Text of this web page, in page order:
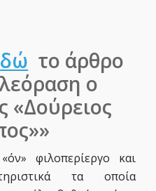
το άρθρο
ο
«Δούρειος
φιλοπερίεργο και
τα οποία